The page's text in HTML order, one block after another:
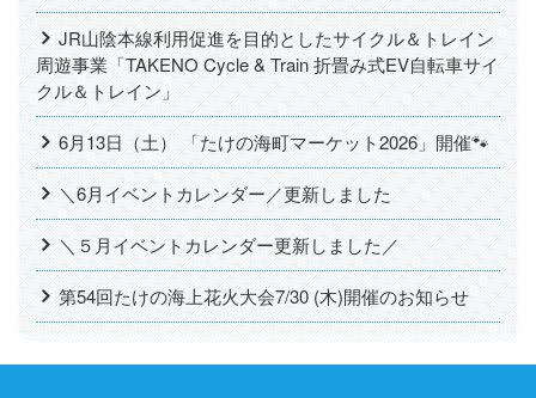
JR山陰本線利用促進を目的としたサイクル＆トレイン
周遊事業「TAKENO Cycle & Train 折畳み式EV自転車サイ
クル＆トレイン」
6月13日（土） 「たけの海町マーケット2026」開催🐾
＼6月イベントカレンダー／更新しました
＼５月イベントカレンダー更新しました／
第54回たけの海上花火大会7/30 (木)開催のお知らせ